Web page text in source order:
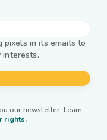
pixels in its emails to
interests.
our newsletter. Learn
rights.